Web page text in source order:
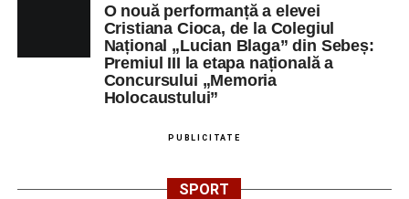
O nouă performanță a elevei
Cristiana Cioca, de la Colegiul
Național „Lucian Blaga” din Sebeș:
Premiul III la etapa națională a
Concursului „Memoria
Holocaustului”
PUBLICITATE
SPORT